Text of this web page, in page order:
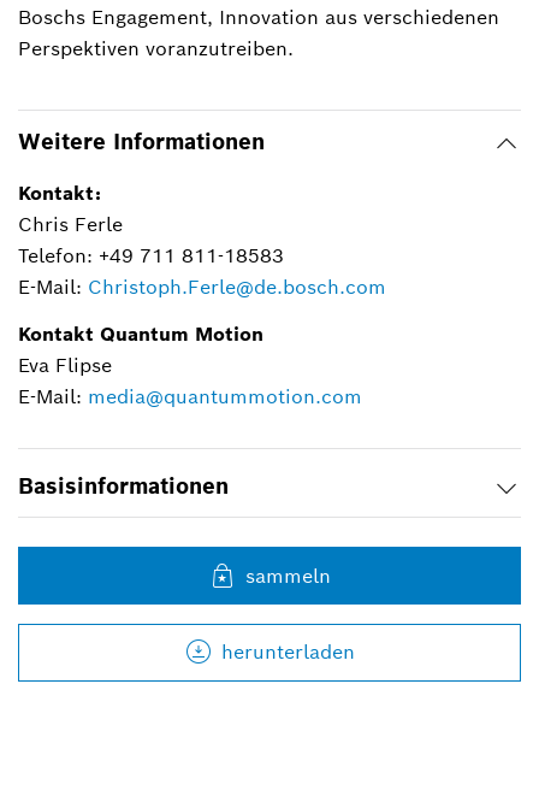
Boschs Engagement, Innovation aus verschiedenen
Perspektiven voranzutreiben.
Weitere Informationen
Kontakt:
Chris Ferle
Telefon: +49 711 811-18583
E-Mail: Christoph.Ferle@de.bosch.com
Kontakt Quantum Motion
Eva Flipse
E-Mail: media@quantummotion.com
Basisinformationen
sammeln
herunterladen